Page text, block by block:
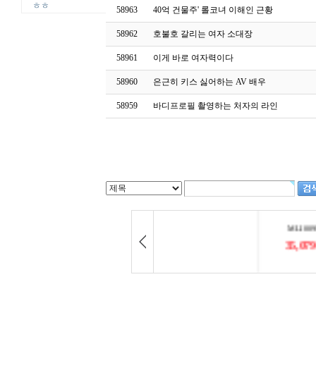
ㅎㅎ
58963 40억 건물주' 롤코녀 이해인 근황
58962 호불호 갈리는 여자 소대장
58961 이게 바로 여자력이다
58960 은근히 키스 싫어하는 AV 배우
58959 바디프로필 촬영하는 처자의 라인